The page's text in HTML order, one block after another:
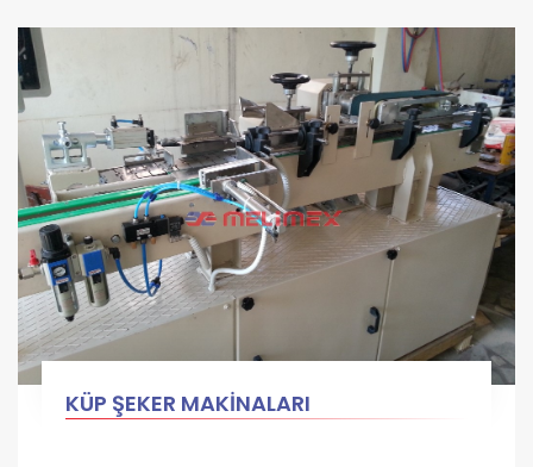
KÜP ŞEKER MAKİNALARI